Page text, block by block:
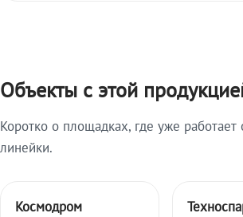
Объекты с этой
Коротко о площадках, где уже работает
линейки.
Космодром